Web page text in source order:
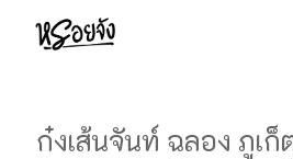
Skip
ก๋งเส้นจันท์ ฉลอง ภูเก็